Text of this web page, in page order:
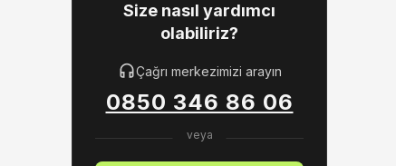
Size nasıl yardımcı
olabiliriz?
Çağrı merkezimizi arayın
0850 346 86 06